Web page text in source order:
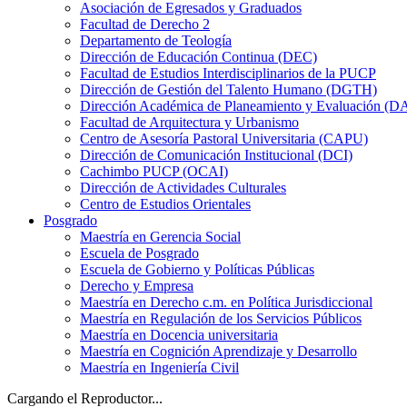
Asociación de Egresados y Graduados
Facultad de Derecho 2
Departamento de Teología
Dirección de Educación Continua (DEC)
Facultad de Estudios Interdisciplinarios de la PUCP
Dirección de Gestión del Talento Humano (DGTH)
Dirección Académica de Planeamiento y Evaluación
Facultad de Arquitectura y Urbanismo
Centro de Asesoría Pastoral Universitaria (CAPU)
Dirección de Comunicación Institucional (DCI)
Cachimbo PUCP (OCAI)
Dirección de Actividades Culturales
Centro de Estudios Orientales
Posgrado
Maestría en Gerencia Social
Escuela de Posgrado
Escuela de Gobierno y Políticas Públicas
Derecho y Empresa
Maestría en Derecho c.m. en Política Jurisdiccional
Maestría en Regulación de los Servicios Públicos
Maestría en Docencia universitaria
Maestría en Cognición Aprendizaje y Desarrollo
Maestría en Ingeniería Civil
Cargando el Reproductor...